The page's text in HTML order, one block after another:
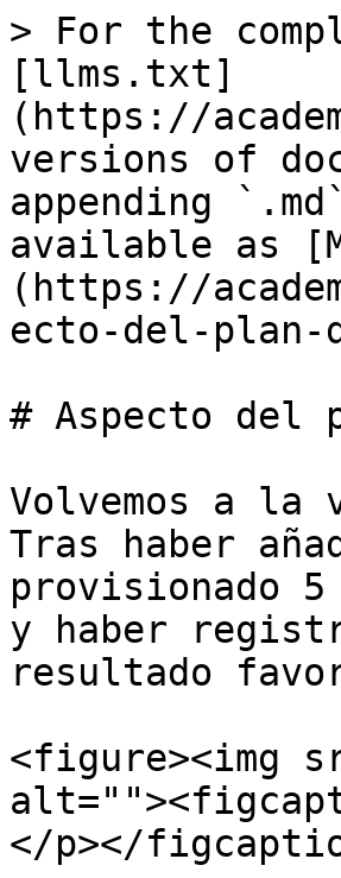
> For the
[llms.txt]
(https://
versions of
appending
available as
(https://
ecto-del-plan-
# Aspecto del
Volvemos a la
Tras haber
provisionado
y haber
resultado
<figure><img
</p></